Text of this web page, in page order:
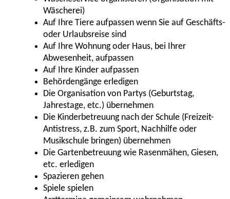
Wäscherei)
Auf Ihre Tiere aufpassen wenn Sie auf Geschäfts-
oder Urlaubsreise sind
Auf Ihre Wohnung oder Haus, bei Ihrer
Abwesenheit, aufpassen
Auf Ihre Kinder aufpassen
Behördengänge erledigen
Die Organisation von Partys (Geburtstag,
Jahrestage, etc.) übernehmen
Die Kinderbetreuung nach der Schule (Freizeit-
Antistress, z.B. zum Sport, Nachhilfe oder
Musikschule bringen) übernehmen
Die Gartenbetreuung wie Rasenmähen, Giesen,
etc. erledigen
Spazieren gehen
Spiele spielen